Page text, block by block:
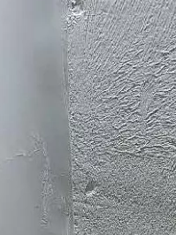
опытных специалистов
экспертов и юристов.
и консультации
в новостройке
за строительные
за просрочку по
порядке
через суд